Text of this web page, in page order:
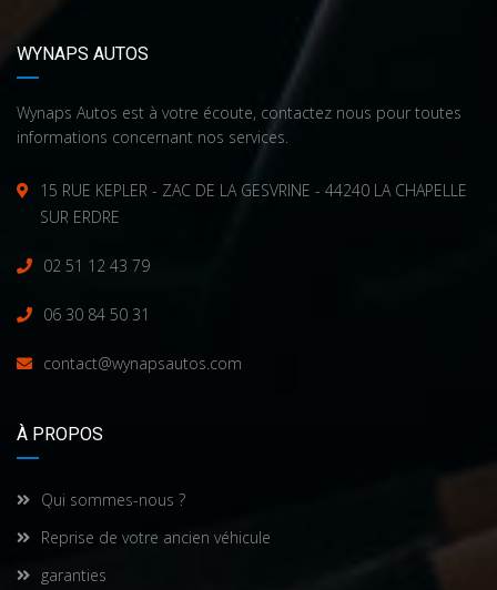
WYNAPS AUTOS
Wynaps Autos est à votre écoute, contactez nous pour toutes
informations concernant nos services.
15 RUE KEPLER - ZAC DE LA GESVRINE - 44240 LA CHAPELLE
SUR ERDRE
02 51 12 43 79
06 30 84 50 31
contact@wynapsautos.com
À PROPOS
Qui sommes-nous ?
Reprise de votre ancien véhicule
garanties